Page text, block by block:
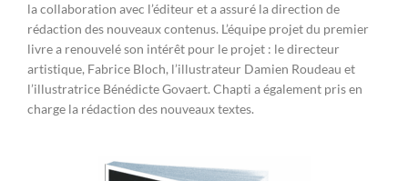
la collaboration avec l’éditeur et a assuré la direction de
rédaction des nouveaux contenus. L’équipe projet du premier
livre a renouvelé son intérêt pour le projet : le directeur
artistique, Fabrice Bloch, l’illustrateur Damien Roudeau et
l’illustratrice Bénédicte Govaert. Chapti a également pris en
charge la rédaction des nouveaux textes.